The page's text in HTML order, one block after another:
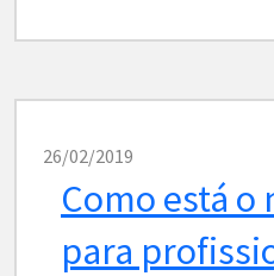
26/02/2019
Como está o
para